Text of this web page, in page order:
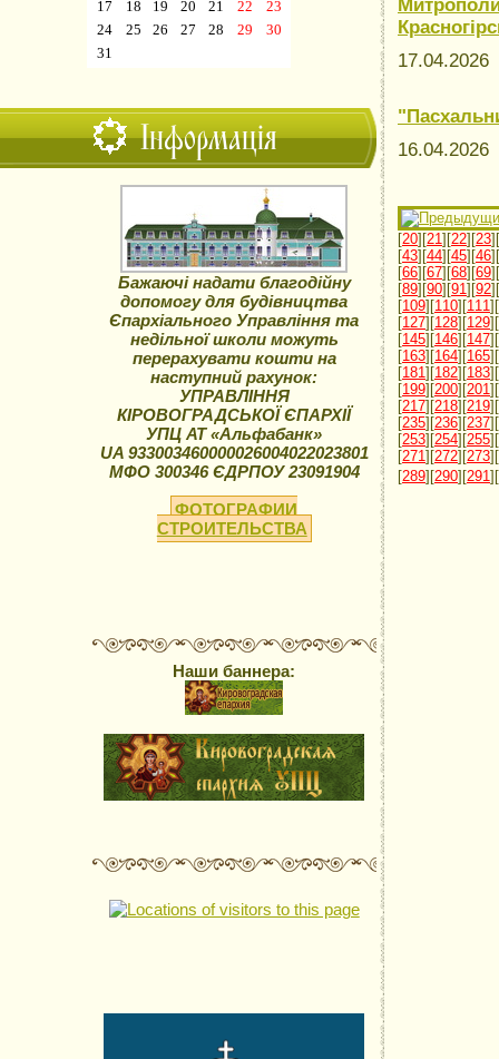
Інформація
Бажаючі надати благодійну
допомогу для будівництва
Єпархіального Управління та
недільної школи можуть
перерахувати кошти на
наступний рахунок:
УПРАВЛІННЯ
КІРОВОГРАДСЬКОЇ ЄПАРХІЇ
УПЦ АТ «Альфабанк»
UA 933003460000026004022023801
МФО 300346 ЄДРПОУ 23091904
ФОТОГРАФИИ
СТРОИТЕЛЬСТВА
Наши баннера:
17.04.2026
16.04.2026
[20][21][22][23][
[43][44][45][46][
[66][67][68][69][
[89][90][91][92][
[109][110][111][
[127][128][129][
[145][146][147][
[163][164][165][
[181][182][183][
[199][200][201][
[217][218][219][
[235][236][237][
[253][254][255][
[271][272][273][
[289][290][291][